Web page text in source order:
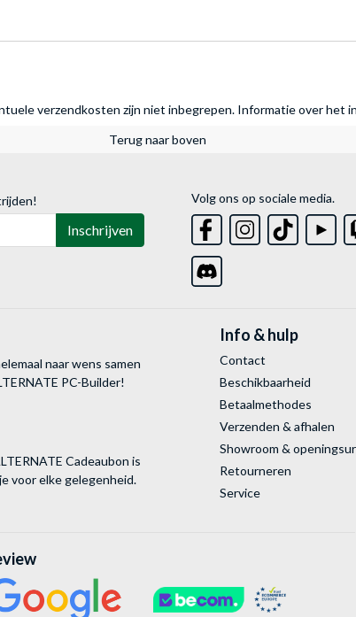
verzendkosten zijn niet inbegrepen. Informatie over het
Terug naar boven
Inschrijven
Volg ons op sociale media.
naar wens samen
PC-Builder!
Cadeaubon is
voor elke gelegenheid.
Info & hulp
Contact
Beschikbaarheid
Betaalmethodes
Verzenden & afhalen
Showroom &
Retourneren
Service